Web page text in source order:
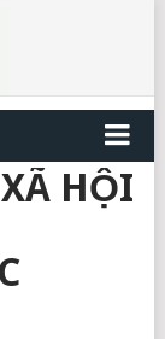
HỘI